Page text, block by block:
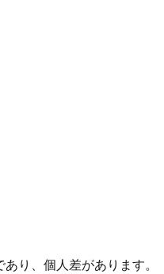
り、個人差があります。